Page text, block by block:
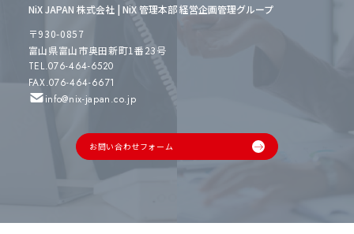
NiX JAPAN 株式会社 | NiX 管理本部 経営企画管理グループ
〒930-0857
富山県富山市奥田新町1番23号
TEL.076-464-6520
FAX.076-464-6671
info@nix-japan.co.jp
お問い合わせフォーム